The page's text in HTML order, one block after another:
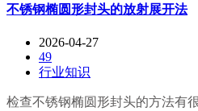
不锈钢椭圆形封头的放射展开法
2026-04-27
49
行业知识
检查不锈钢椭圆形封头的方法有